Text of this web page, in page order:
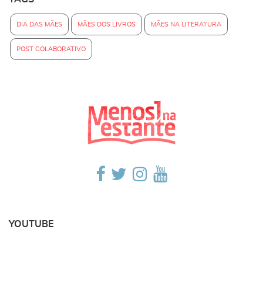
DIA DAS MÃES MÃES DOS LIVROS MÃES NA LITERATURA
POST COLABORATIVO
YOUTUBE